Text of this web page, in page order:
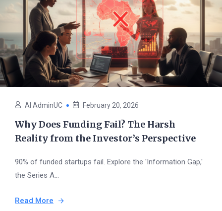
AI AdminUC February 20, 2026
Why Does Funding Fail? The Harsh
Reality from the Investor’s Perspective
90% of funded startups fail. Explore the 'Information Gap,'
the Series A...
Read More